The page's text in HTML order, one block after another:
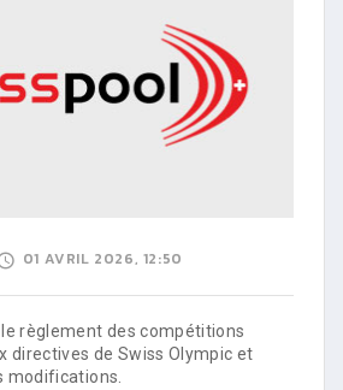
01 AVRIL 2026, 12:50
le règlement des compétitions
directives de Swiss Olympic et
modifications.